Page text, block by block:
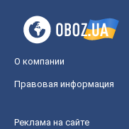
О компании
Правовая информация
Реклама на сайте